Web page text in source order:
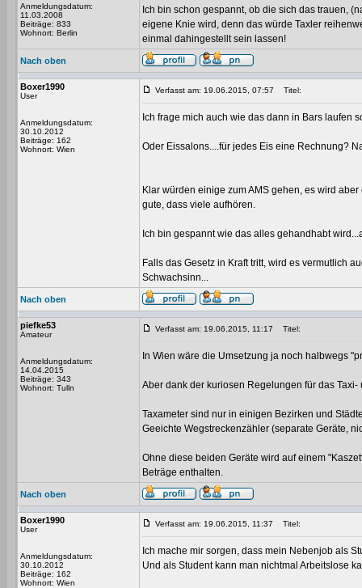
Anmeldungsdatum:
11.03.2008
Beiträge: 833
Wohnort: Berlin
Ich bin schon gespannt, ob die sich das trauen,
eigene Knie wird, denn das würde Taxler
einmal dahingestellt sein lassen!
Nach oben
Boxer1990
User
Anmeldungsdatum:
30.10.2012
Beiträge: 162
Wohnort: Wien
Verfasst am: 19.06.2015, 07:57 Titel:
Ich frage mich auch wie das dann in Bars laufen
Oder Eissalons....für jedes Eis eine Rechnung?
Klar würden einige zum AMS gehen, es wird
gute, dass viele aufhören.
Ich bin gespannt wie das alles gehandhabt
Falls das Gesetz in Kraft tritt, wird es vermutlich
Schwachsinn...
Nach oben
piefke53
Amateur
Anmeldungsdatum:
14.04.2015
Beiträge: 343
Wohnort: Tulln
Verfasst am: 19.06.2015, 11:17 Titel:
In Wien wäre die Umsetzung ja noch halbwegs
Aber dank der kuriosen Regelungen für das
Taxameter sind nur in einigen Bezirken und
Geeichte Wegstreckenzähler (separate Geräte,
Ohne diese beiden Geräte wird auf einem
Beträge enthalten.
Nach oben
Boxer1990
User
Anmeldungsdatum:
30.10.2012
Beiträge: 162
Wohnort: Wien
Verfasst am: 19.06.2015, 11:37 Titel:
Ich mache mir sorgen, dass mein Nebenjob als
Und als Student kann man nichtmal Arbeitslose